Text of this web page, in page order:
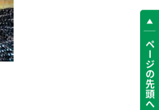
ページの先頭へ